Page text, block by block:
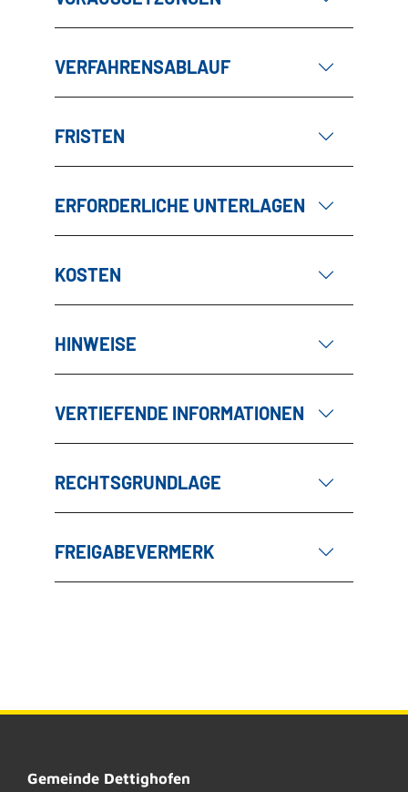
VERFAHRENSABLAUF
FRISTEN
ERFORDERLICHE UNTERLAGEN
KOSTEN
HINWEISE
VERTIEFENDE INFORMATIONEN
RECHTSGRUNDLAGE
FREIGABEVERMERK
Gemeinde Dettighofen